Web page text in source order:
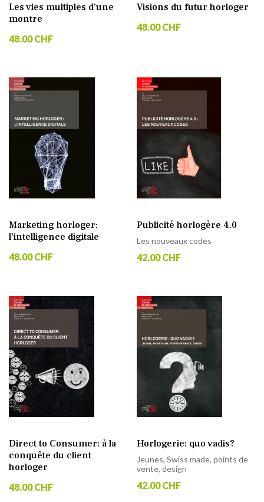
Les vies multiples d’une
montre
48.00 CHF
Visions du futur horloger
48.00 CHF
Marketing horloger:
l’intelligence digitale
48.00 CHF
Publicité horlogère 4.0
Les nouveaux codes
42.00 CHF
Direct to Consumer: à la
conquête du client
horloger
48.00 CHF
Horlogerie: quo vadis?
Jeunes, Swiss made, points de
vente, design
42.00 CHF